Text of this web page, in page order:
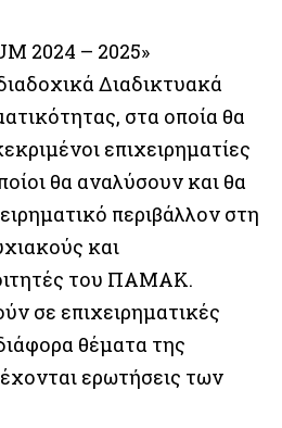
2024 – 2025»
Διαδικτυακά
στα οποία θα
επιχειρηματίες
θα αναλύσουν και θα
περιβάλλον στη
και
του ΠΑΜΑΚ.
σε επιχειρηματικές
θέματα της
ερωτήσεις των